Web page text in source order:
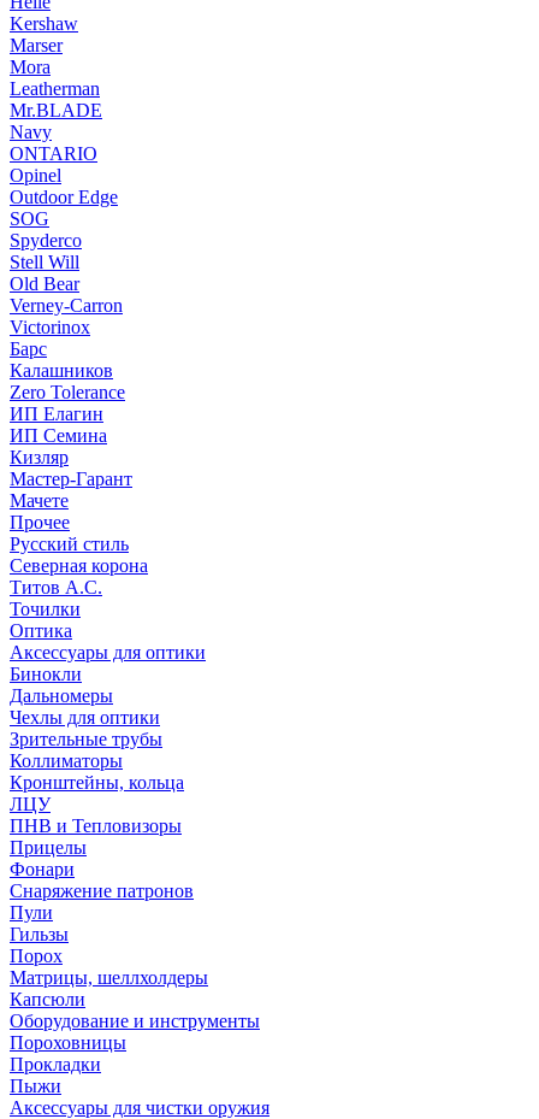
Kershaw
Marser
Mora
Leatherman
Mr.BLADE
Navy
ONTARIO
Opinel
Outdoor Edge
SOG
Spyderco
Stell Will
Old Bear
Verney-Carron
Victorinox
Барс
Калашников
Zero Tolerance
ИП Елагин
ИП Семина
Кизляр
Мастер-Гарант
Мачете
Прочее
Русский стиль
Северная корона
Титов А.С.
Точилки
Оптика
Аксессуары для оптики
Бинокли
Дальномеры
Чехлы для оптики
Зрительные трубы
Коллиматоры
Кронштейны, кольца
ЛЦУ
ПНВ и Тепловизоры
Прицелы
Фонари
Снаряжение патронов
Пули
Гильзы
Порох
Матрицы, шеллхолдеры
Капсюли
Оборудование и инструменты
Пороховницы
Прокладки
Пыжи
Аксессуары для чистки оружия